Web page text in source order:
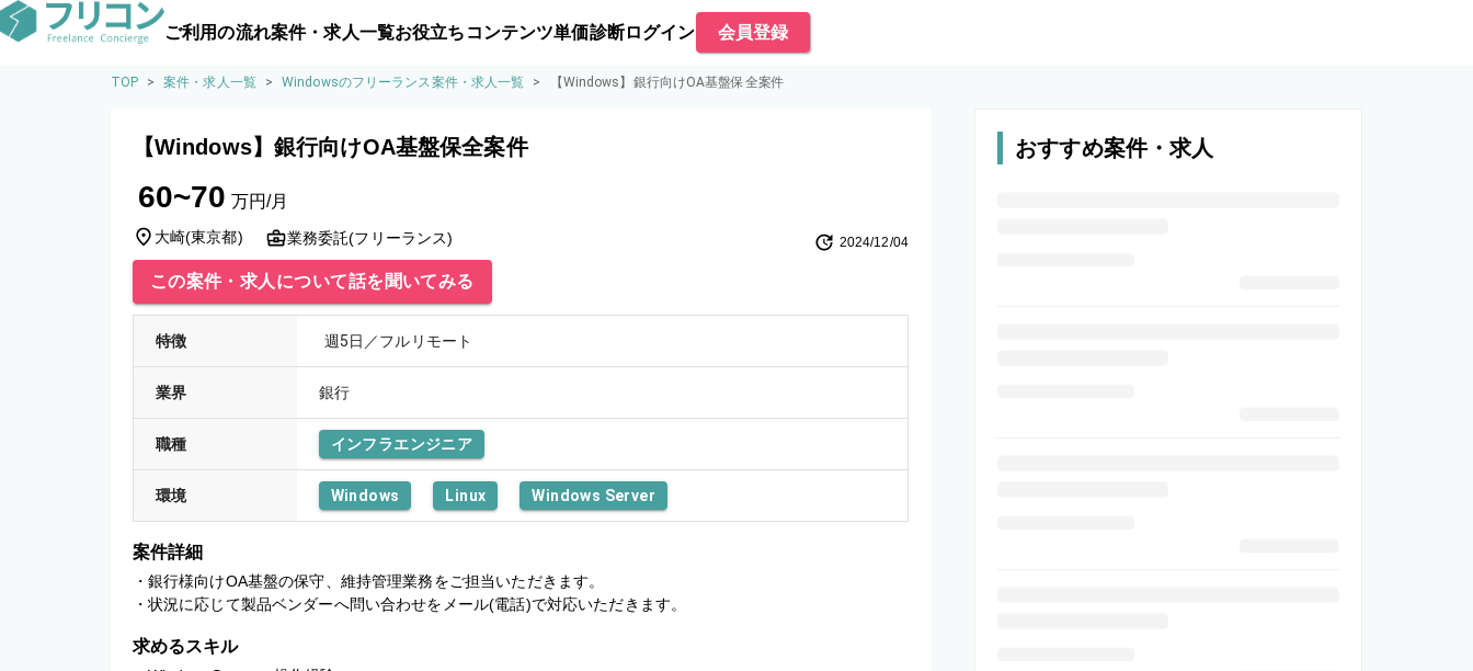
ご利用の流れ案件・求人一覧お役立ちコンテンツ単価診断ログイン 会員登録
TOP > 案件・求人一覧 > Windowsのフリーランス案件・求人一覧 > 【Windows】銀行向けOA基盤保全案件
【Windows】銀行向けOA基盤保全案件
60~70 万円/月
大崎(東京都) 業務委託(フリーランス) 2024/12/04
この案件・求人について話を聞いてみる
特徴 週5日／フルリモート
業界 銀行
職種 インフラエンジニア
環境 Windows Linux Windows Server
案件詳細
・銀行様向けOA基盤の保守、維持管理業務をご担当いただきます。
・状況に応じて製品ベンダーへ問い合わせをメール(電話)で対応いただきます。
求めるスキル
おすすめ案件・求人